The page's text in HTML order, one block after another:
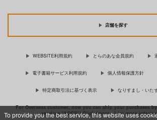
To provide you the best service, this website uses
店舗を探す
WEBSITE利用規約 とらのあな会員規約
電子書籍サービス利用規約 個人情報保護方針
特定商取引法に基づく表示 なりすまし・いた
For Overseas customer, now you can ship your purchases
services “AOCS”! Click {more…} for more